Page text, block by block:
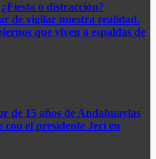
o distracción?
de vigilar nuestra realidad.
que viven a espaldas de
de 15 años de Andahuaylas
con el presidente Jerí en